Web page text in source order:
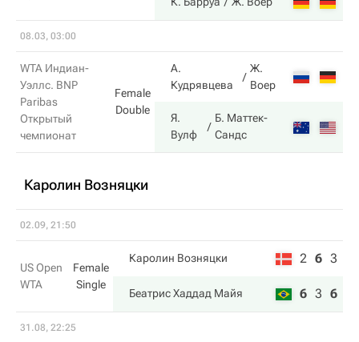
08.03, 03:00
WTA Индиан-
Уэллс. BNP
Paribas
Открытый
чемпионат
Female
Double
А.
Кудрявцева
Ж.
Воер
Я.
Вулф
Б. Маттек-
Сандс
Каролин Возняцки
02.09, 21:50
US Open
WTA
Female
Single
Каролин Возняцки 2 6 3
Беатрис Хаддад Майя 6 3 6
31.08, 22:25